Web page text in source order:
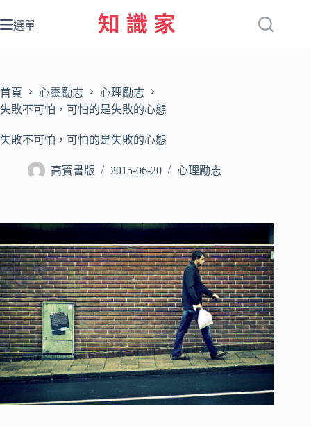
至
容
選單
首頁 心靈勵志
心理勵志
失敗不可怕，可怕的是失敗的心態
失敗不可怕，可怕的是失敗的心態
高寶書版 2015-06-20 心理勵志